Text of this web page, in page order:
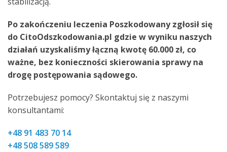
Po zakończeniu leczenia Poszkodowany zgłosił się
do CitoOdszkodowania.pl gdzie w wyniku naszych
działań uzyskaliśmy łączną kwotę 60.000 zł, co
ważne, bez konieczności skierowania sprawy na
drogę postępowania sądowego.
Potrzebujesz pomocy? Skontaktuj się z naszymi
konsultantami:
+48 91 483 70 14
+48 508 589 589